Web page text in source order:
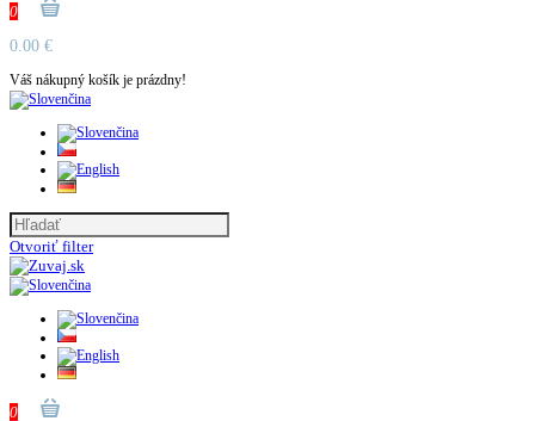
0
0.00 €
Váš nákupný košík je prázdny!
Otvoriť filter
0